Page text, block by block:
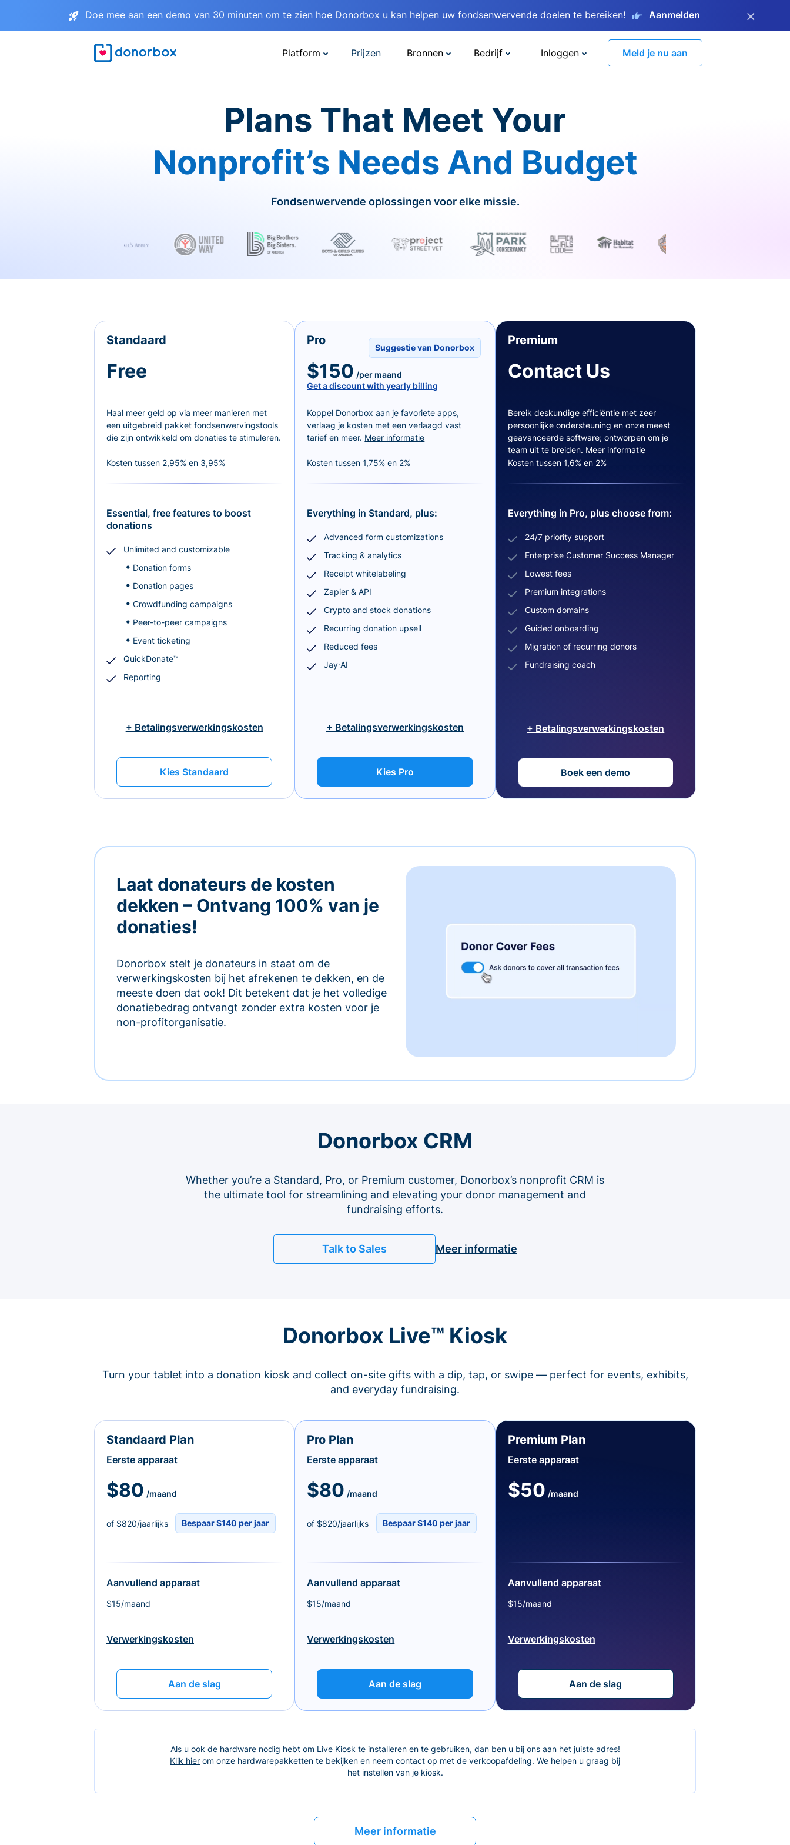
Doe mee aan een demo van 30 minuten om te zien hoe Donorbox u kan helpen uw fondsenwervende doelen te bereiken! Aanmelden ×
Platform Prijzen Bronnen Bedrijf Inloggen Meld je nu aan
Plans That Meet Your
Nonprofit’s Needs And Budget
Fondsenwervende oplossingen voor elke missie.
Standaard
Free
Haal meer geld op via meer manieren met
een uitgebreid pakket fondsenwervingstools
die zijn ontwikkeld om donaties te stimuleren.
Kosten tussen 2,95% en 3,95%
Essential, free features to boost
donations
Unlimited and customizable
Donation forms
Donation pages
Crowdfunding campaigns
Peer-to-peer campaigns
Event ticketing
QuickDonate™
Reporting
+ Betalingsverwerkingskosten
Kies Standaard
Suggestie van Donorbox
Pro
$150 /per maand
Get a discount with yearly billing
Koppel Donorbox aan je favoriete apps,
verlaag je kosten met een verlaagd vast
tarief en meer. Meer informatie
Kosten tussen 1,75% en 2%
Everything in Standard, plus:
Advanced form customizations
Tracking & analytics
Receipt whitelabeling
Zapier & API
Crypto and stock donations
Recurring donation upsell
Reduced fees
Jay·AI
+ Betalingsverwerkingskosten
Kies Pro
Premium
Contact Us
Bereik deskundige efficiëntie met zeer
persoonlijke ondersteuning en onze meest
geavanceerde software; ontworpen om je
team uit te breiden. Meer informatie
Kosten tussen 1,6% en 2%
Everything in Pro, plus choose from:
24/7 priority support
Enterprise Customer Success Manager
Lowest fees
Premium integrations
Custom domains
Guided onboarding
Migration of recurring donors
Fundraising coach
+ Betalingsverwerkingskosten
Boek een demo
Laat donateurs de kosten
dekken – Ontvang 100% van je
donaties!
Donorbox stelt je donateurs in staat om de
verwerkingskosten bij het afrekenen te dekken, en de
meeste doen dat ook! Dit betekent dat je het volledige
donatiebedrag ontvangt zonder extra kosten voor je
non-profitorganisatie.
Donorbox CRM
Whether you’re a Standard, Pro, or Premium customer, Donorbox’s nonprofit CRM is
the ultimate tool for streamlining and elevating your donor management and
fundraising efforts.
Talk to Sales Meer informatie
Donorbox Live™ Kiosk
Turn your tablet into a donation kiosk and collect on-site gifts with a dip, tap, or swipe — perfect for events, exhibits,
and everyday fundraising.
Standaard Plan
Eerste apparaat
$80 /maand
of $820/jaarlijks Bespaar $140 per jaar
Aanvullend apparaat
$15/maand
Verwerkingskosten
Aan de slag
Pro Plan
Eerste apparaat
$80 /maand
of $820/jaarlijks Bespaar $140 per jaar
Aanvullend apparaat
$15/maand
Verwerkingskosten
Aan de slag
Premium Plan
Eerste apparaat
$50 /maand
Aanvullend apparaat
$15/maand
Verwerkingskosten
Aan de slag
Als u ook de hardware nodig hebt om Live Kiosk te installeren en te gebruiken, dan ben u bij ons aan het juiste adres!
Klik hier om onze hardwarepakketten te bekijken en neem contact op met de verkoopafdeling. We helpen u graag bij
het instellen van je kiosk.
Meer informatie